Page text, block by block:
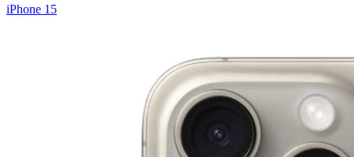
iPhone 15